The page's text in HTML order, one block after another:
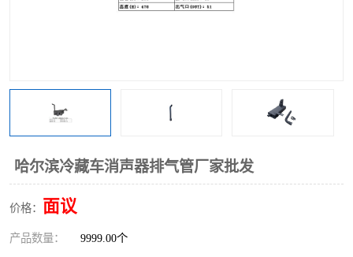
哈尔滨冷藏车消声器排气管厂家批发
价格： 面议
产品数量： 9999.00个